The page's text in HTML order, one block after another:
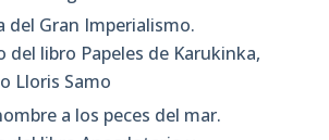
del Gran Imperialismo.
del libro Papeles de Karukinka,
Lloris Samo
a los peces del mar.